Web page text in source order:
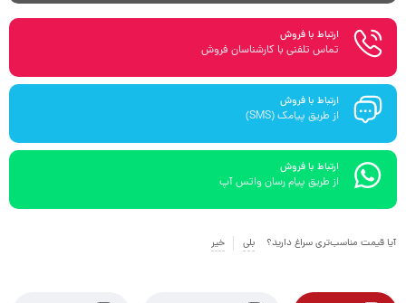
ارتباط با فروش
تماس تلفنی با کارشناسان فروش
ارتباط با فروش
از طریق پیامک (SMS)
ارتباط با فروش
از طریق پیام رسان واتس آپ
آیا قیمت مناسب‌تری سراغ دارید؟ بلی خیر